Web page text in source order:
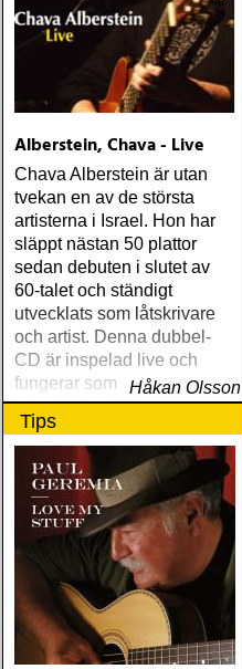
Alberstein, Chava - Live
Chava Alberstein är utan
tvekan en av de största
artisterna i Israel. Hon har
släppt nästan 50 plattor
sedan debuten i slutet av
60-talet och ständigt
utvecklats som låtskrivare
och artist. Denna dubbel-
CD är inspelad live och
fungerar som en utmärkt
introduktion till denna
världsartist.
Håkan Olsson
Tips